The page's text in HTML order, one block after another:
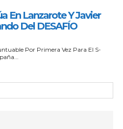
En Lanzarote Y Javier
Del DESAFÍO
Por Primera Vez Para El S-